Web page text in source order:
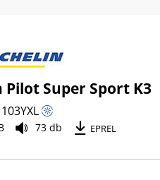
Super Sport K3
103YXL
73 db EPREL